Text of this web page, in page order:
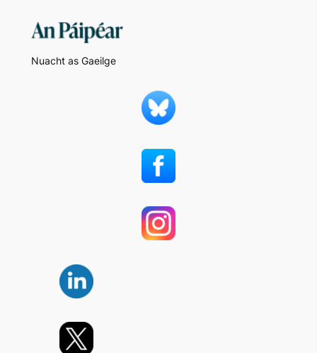
Nuacht as Gaeilge